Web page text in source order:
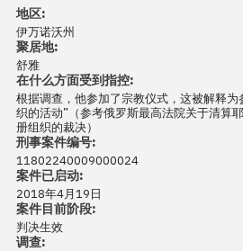
地区:
伊万诺沃州
聚居地:
舒雅
在什么方面受到指控:
根据调查，他参加了宗教仪式，这被解释为
织的活动”（参考俄罗斯最高法院关于清算
册组织的裁决）
刑事案件编号:
11802240009000024
案件已启动:
2018年4月19日
案件目前阶段:
判决生效
调查: